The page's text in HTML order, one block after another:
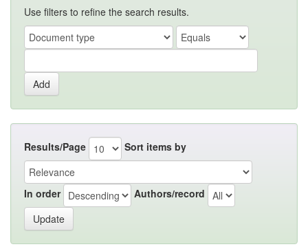
Use filters to refine the search results.
Results/Page Sort items by
In order Authors/record